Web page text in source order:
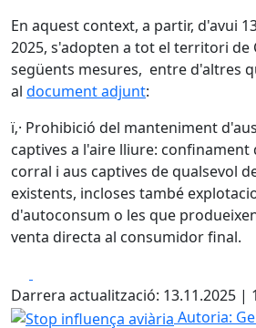
En aquest context, a partir, d'avui
2025, s'adopten a tot el territori de
següents mesures, entre d'altres
al document adjunt:
ï‚· Prohibició del manteniment
captives a l'aire lliure: confinament
corral i aus captives de qualsevol
existents, incloses també
d'autoconsum o les que
venta directa al consumidor final.
Darrera actualització: 13.11.2025 |
Stop influença aviària
Autoria: